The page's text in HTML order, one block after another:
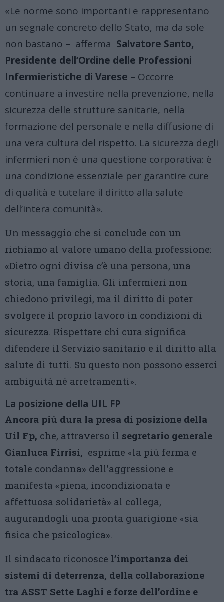
«Le norme sono importanti e rappresentano
un segnale concreto dello Stato, ma da sole
non bastano – afferma Salvatore Santo,
Presidente dell’Ordine delle Professioni
Infermieristiche di Varese – Occorre
continuare a investire nella prevenzione, nella
sicurezza delle strutture sanitarie, nella
formazione del personale e nella diffusione di
una vera cultura del rispetto. La sicurezza degli
infermieri non è una questione corporativa: è
una condizione essenziale per garantire cure
di qualità e tutelare il diritto alla salute
dell’intera comunità».
Un messaggio che si conclude con un
richiamo al valore umano della professione:
«Dietro ogni divisa c’è una persona, una
storia, una famiglia. Gli infermieri non
chiedono privilegi, ma il diritto di poter
svolgere il proprio lavoro in condizioni di
sicurezza. Rispettare chi cura significa
difendere il Servizio sanitario e il diritto alla
salute di tutti. Su questo non possono esserci
ambiguità né arretramenti».
La posizione della UIL FP
Ancora più dura la presa di posizione della
Uil Fp, che, attraverso il segretario generale
Gianluca Firrisi, esprime «la più ferma e
totale condanna» dell’aggressione e
manifesta «piena, incondizionata e
affettuosa solidarietà» al collega,
augurandogli una pronta guarigione «sia
fisica che psicologica».
Il sindacato riconosce l’importanza dei
sistemi di deterrenza, della collaborazione
tra ASST Sette Laghi e forze dell’ordine e